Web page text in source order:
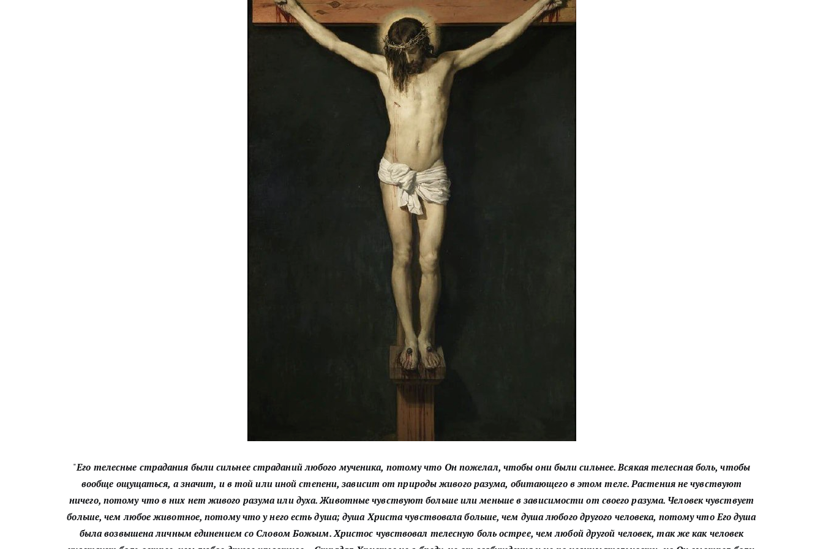
"Его телесные страдания были сильнее страданий любого мученика, потому что Он пожелал, чтобы они были сильнее. Всякая телесная боль, чтобы
вообще ощущаться, а значит, и в той или иной степени, зависит от природы живого разума, обитающего в этом теле. Растения не чувствуют
ничего, потому что в них нет живого разума или духа. Животные чувствуют больше или меньше в зависимости от своего разума. Человек чувствует
больше, чем любое животное, потому что у него есть душа; душа Христа чувствовала больше, чем душа любого другого человека, потому что Его душа
была возвышена личным единением со Словом Божьим. Христос чувствовал телесную боль острее, чем любой другой человек, так же как человек